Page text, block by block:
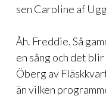
sen Caroline af
Åh. Freddie. Så
en sång och det
Öberg av
än vilken